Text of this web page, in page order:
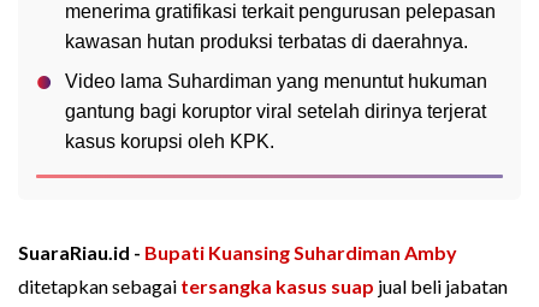
menerima gratifikasi terkait pengurusan pelepasan
kawasan hutan produksi terbatas di daerahnya.
Video lama Suhardiman yang menuntut hukuman
gantung bagi koruptor viral setelah dirinya terjerat
kasus korupsi oleh KPK.
SuaraRiau.id - Bupati KuansingSuhardiman Amby
ditetapkan sebagai tersangka kasus suap jual beli jabatan